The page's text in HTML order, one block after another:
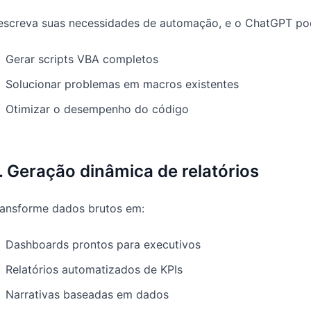
suas necessidades de automação, e o ChatGPT
Gerar scripts VBA completos
Solucionar problemas em macros existentes
Otimizar o desempenho do código
Geração dinâmica de relatórios
dados brutos em:
Dashboards prontos para executivos
Relatórios automatizados de KPIs
Narrativas baseadas em dados